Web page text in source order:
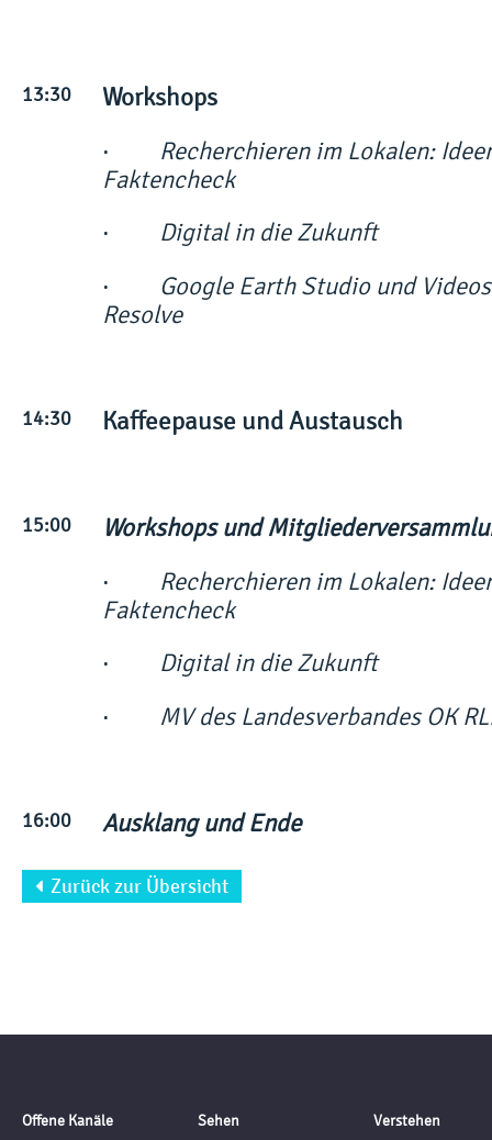
13:30
Workshops
· Recherchieren im Lokalen:
Faktencheck
· Digital in die Zukunft
· Google Earth Studio und
Resolve
14:30 Kaffeepause und Austausch
15:00
Workshops und
· Recherchieren im Lokalen:
Faktencheck
· Digital in die Zukunft
· MV des Landesverbandes OK
16:00 Ausklang und Ende
Zurück zur Übersicht
Offene Kanäle
Sehen
Verstehen